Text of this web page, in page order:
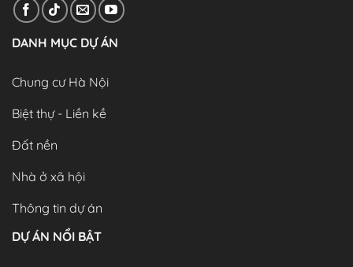
DANH MỤC DỰ ÁN
Chung cư Hà Nội
Biệt thự - Liền kề
Đất nền
Nhà ở xã hội
Thông tin dự án
DỰ ÁN NỔI BẬT